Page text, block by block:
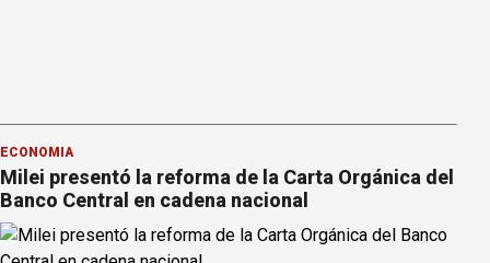
ECONOMÍA
Milei presentó la reforma de la Carta Orgánica del
Banco Central en cadena nacional